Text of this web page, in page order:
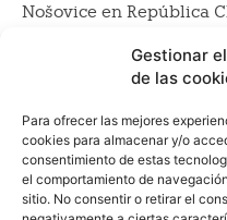
Gestionar
de las
Para ofrecer las mejores
cookies para almacenar y/o
consentimiento de estas
el comportamiento de
sitio. No consentir o retirar el
Nošovice en República
modelos más
Continente. Estará
La nueva
i10
Redacción - 5 de diciembre de